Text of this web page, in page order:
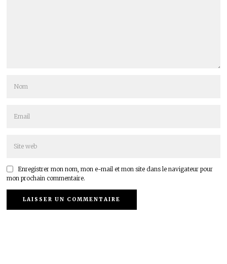
Enregistrer mon nom, mon e-mail et mon site dans le navigateur pour
mon prochain commentaire.